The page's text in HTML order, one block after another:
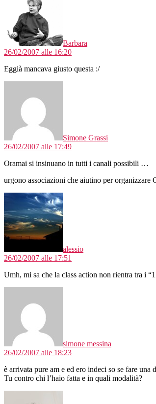
Barbara
26/02/2007 alle 16:20
Eggià mancava giusto questa :/
Simone Grassi
26/02/2007 alle 17:49
Oramai si insinuano in tutti i canali possibili …
urgono associazioni che aiutino per
alessio
26/02/2007 alle 17:51
Umh, mi sa che la class action non rientra tra i
simone messina
26/02/2007 alle 18:23
è arrivata pure am e ed ero indeci so se fare una
Tu contro chi l’haio fatta e in quali modalità?